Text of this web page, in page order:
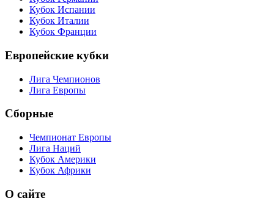
Кубок Испании
Кубок Италии
Кубок Франции
Европейские кубки
Лига Чемпионов
Лига Европы
Сборные
Чемпионат Европы
Лига Наций
Кубок Америки
Кубок Африки
О сайте